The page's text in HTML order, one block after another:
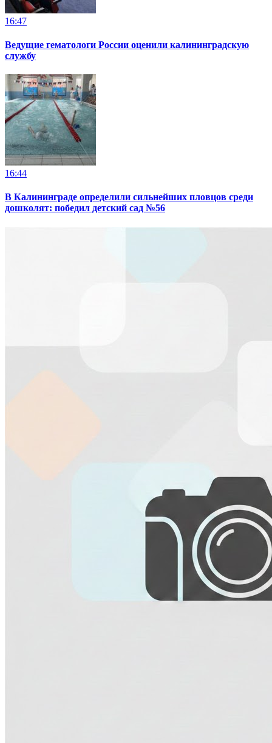
16:47
Ведущие гематологи России оценили калининградскую
службу
16:44
В Калининграде определили сильнейших пловцов среди
дошколят: победил детский сад №56